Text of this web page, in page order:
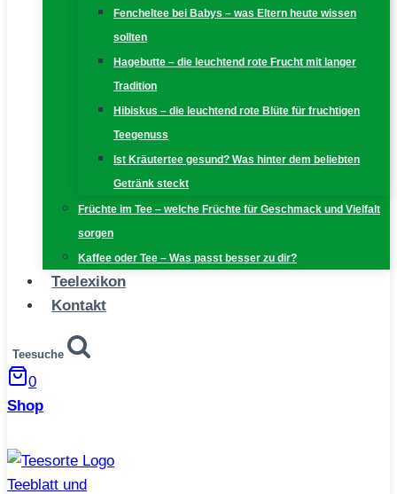
Fencheltee bei Babys – was Eltern heute wissen
sollten
Hagebutte – die leuchtend rote Frucht mit langer
Tradition
Hibiskus – die leuchtend rote Blüte für fruchtigen
Teegenuss
Ist Kräutertee gesund? Was hinter dem beliebten
Getränk steckt
Früchte im Tee – welche Früchte für Geschmack und Vielfalt
sorgen
Kaffee oder Tee – Was passt besser zu dir?
Teelexikon
Kontakt
Teesuche
0
Shop